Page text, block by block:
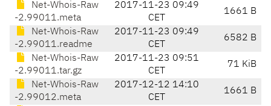
Net-Whois-Raw
-2.99011.meta
2017-11-23 09:49
CET
1661 B
Net-Whois-Raw
-2.99011.readme
2017-11-23 09:49
CET
6582 B
Net-Whois-Raw
-2.99011.tar.gz
2017-11-23 09:51
CET
71 KiB
Net-Whois-Raw
-2.99012.meta
2017-12-12 14:10
CET
1661 B